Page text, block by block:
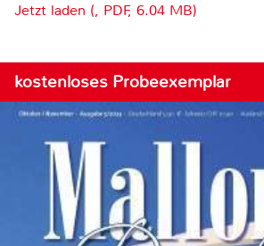
Jetzt laden (, PDF, 6.04 MB)
kostenloses Probeexemplar